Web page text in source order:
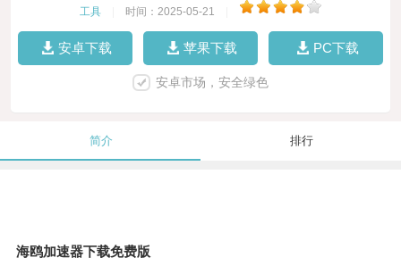
工具 时间：2025-05-21
安卓下载 苹果下载 PC下载
安卓市场，安全绿色
简介 排行
海鸥加速器下载免费版